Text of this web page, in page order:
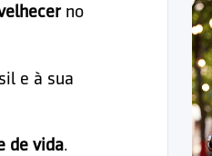
no
e à sua
de vida.